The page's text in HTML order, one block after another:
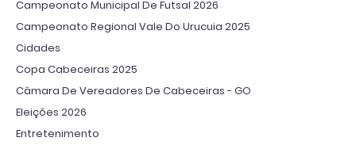
Campeonato Municipal De Futsal 2026
Campeonato Regional Vale Do Urucuia 2025
Cidades
Copa Cabeceiras 2025
Câmara De Vereadores De Cabeceiras - GO
Eleições 2026
Entretenimento